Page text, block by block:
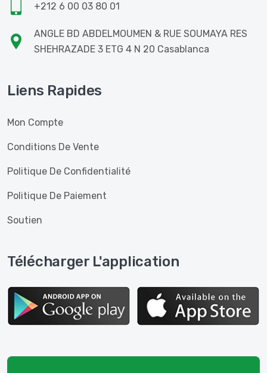
+212 6 00 03 80 01
ANGLE BD ABDELMOUMEN & RUE SOUMAYA RES
SHEHRAZADE 3 ETG 4 N 20 Casablanca
Liens Rapides
Mon Compte
Conditions De Vente
Politique De Confidentialité
Politique De Paiement
Soutien
Télécharger L'application